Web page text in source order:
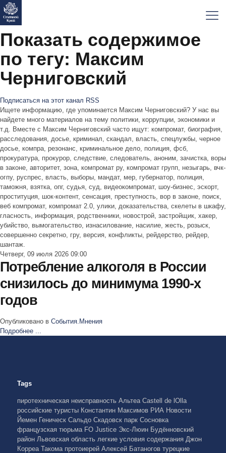
Показать содержимое
по тегу: Максим
Черниговский
Подписаться на этот канал RSS
Ищете информацию, где упоминается Максим Черниговский? У нас вы
найдете много материалов на тему политики, коррупции, экономики и
т.д. Вместе с Максим Черниговский часто ищут: компромат, биография,
расследования, досье, криминал, скандал, власть, спецлужбы, черное
досье, компра, резонанс, криминальное дело, полиция, фсб,
прокуратура, прокурор, следствие, следователь, аноним, зачистка, воры
в законе, авторитет, зона, компромат ру, компромат групп, незыгарь, вчк-
огпу, руспрес, власть, выборы, мандат, мер, губернатор, полиция,
таможня, взятка, опг, судья, суд, видеокомпромат, шоу-бизнес, эскорт,
проституция, шок-контент, сенсация, преступность, вор в законе, поиск,
веб компромат, компромат 2.0, улики, доказательства, скелеты в шкафу,
гласность, информация, родственники, новострой, застройщик, хакер,
убийство, вымогательство, изнасилование, насилие, жесть, розыск,
совершенно секретно, гру, версия, конфликты, рейдерство, рейдер,
шантаж.
Четверг, 09 июля 2026 09:00
Потребление алкоголя в России
снизилось до минимума 1990-х
годов
Опубликовано в События.Мнения
Подробнее ...
Tags
пиротехническая неисправность Альтеа Castell de lOlla
российские туристы Константин Максимов РИА Новости
Йемен Геническ Сальдо Скадовск парк Сосновка
французская тюрьма FO Justice Экс-Люин Будённовский
район Львовская область легкие условия содержания Джон
Корреа Такома протоиерей Алексей Батаногов турецкие